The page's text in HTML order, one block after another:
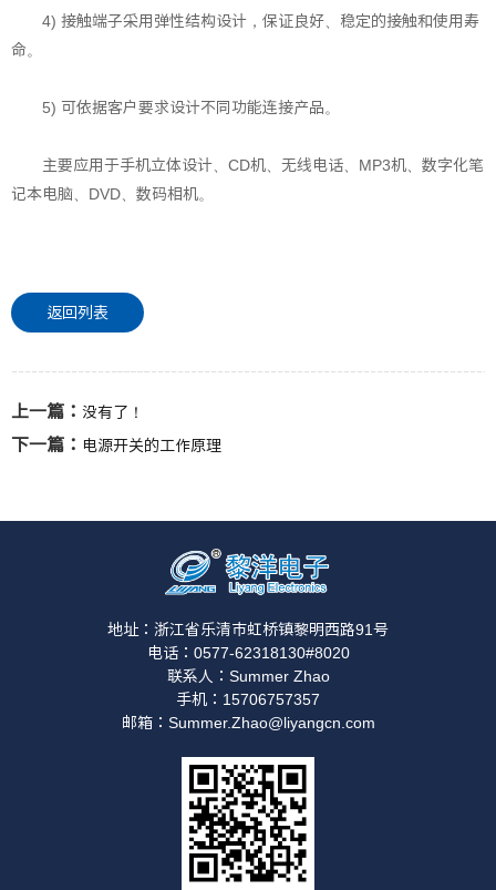
4) 接触端子采用弹性结构设计，保证良好、稳定的接触和使用寿
命。
5) 可依据客户要求设计不同功能连接产品。
主要应用于手机立体设计、CD机、无线电话、MP3机、数字化笔
记本电脑、DVD、数码相机。
返回列表
上一篇： 没有了！
下一篇： 电源开关的工作原理
地址：浙江省乐清市虹桥镇黎明西路91号
电话：0577-62318130#8020
联系人：Summer Zhao
手机：15706757357
邮箱：Summer.Zhao@liyangcn.com